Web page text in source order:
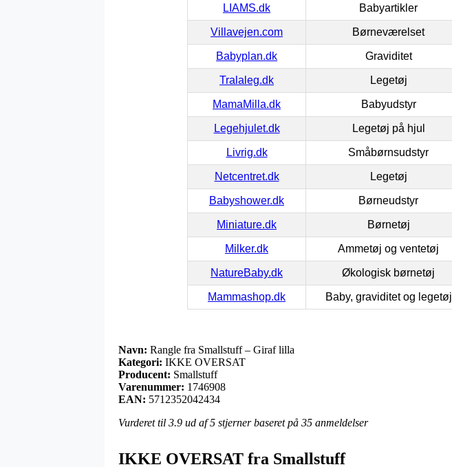
LIAMS.dk Babyartikler
Villavejen.com Børneværelset
Babyplan.dk Graviditet
Tralaleg.dk Legetøj
MamaMilla.dk Babyudstyr
Legehjulet.dk Legetøj på hjul
Livrig.dk Småbørnsudstyr
Netcentret.dk Legetøj
Babyshower.dk Børneudstyr
Miniature.dk Børnetøj
Milker.dk Ammetøj og ventetøj
NatureBaby.dk Økologisk børnetøj
Mammashop.dk Baby, graviditet og legetøj
Navn: Rangle fra Smallstuff – Giraf lilla
Kategori: IKKE OVERSAT
Producent: Smallstuff
Varenummer: 1746908
EAN: 5712352042434
Vurderet til 3.9 ud af 5 stjerner baseret på 35 anmeldelser
IKKE OVERSAT fra Smallstuff